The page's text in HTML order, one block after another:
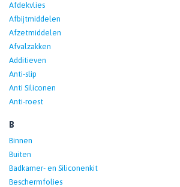
Afdekvlies
Afbijtmiddelen
Afzetmiddelen
Afvalzakken
Additieven
Anti-slip
Anti Siliconen
Anti-roest
B
Binnen
Buiten
Badkamer- en Siliconenkit
Beschermfolies